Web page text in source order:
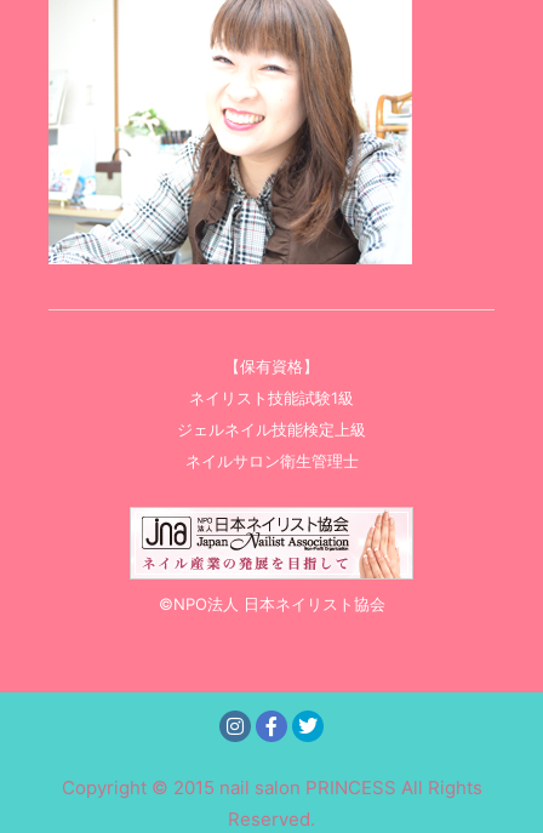
【保有資格】
ネイリスト技能試験1級
ジェルネイル技能検定上級
ネイルサロン衛生管理士
©NPO法人 日本ネイリスト協会
Copyright © 2015 nail salon PRINCESS All Rights
Reserved.